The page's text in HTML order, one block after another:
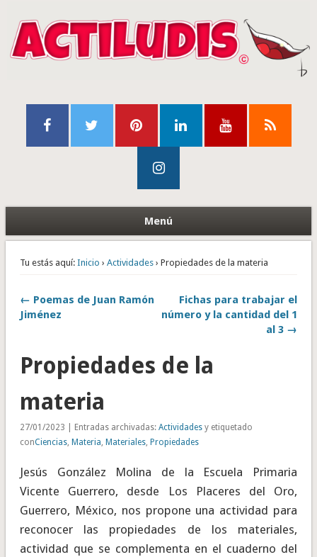
Menú
Tu estás aquí: Inicio › Actividades› Propiedades de la materia
← Poemas de Juan Ramón
Jiménez
Fichas para trabajar el
número y la cantidad del 1
al 3 →
Propiedades de la
materia
27/01/2023 | Entradas archivadas: Actividadesy etiquetado
conCiencias, Materia, Materiales, Propiedades
Jesús González Molina de la Escuela Primaria
Vicente Guerrero, desde Los Placeres del Oro,
Guerrero, México, nos propone una actividad para
reconocer las propiedades de los materiales,
actividad que se complementa en el cuaderno del